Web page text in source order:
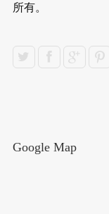
所有。
Google Map